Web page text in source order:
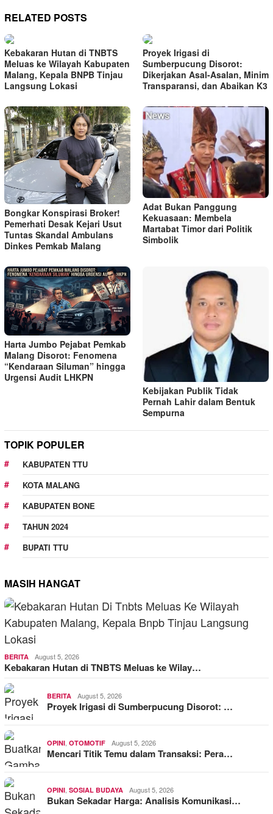
RELATED POSTS
Kebakaran Hutan di TNBTS
Meluas ke Wilayah Kabupaten
Malang, Kepala BNPB Tinjau
Langsung Lokasi
Proyek Irigasi di
Sumberpucung Disorot:
Dikerjakan Asal-Asalan, Minim
Transparansi, dan Abaikan K3
Bongkar Konspirasi Broker!
Pemerhati Desak Kejari Usut
Tuntas Skandal Ambulans
Dinkes Pemkab Malang
Adat Bukan Panggung
Kekuasaan: Membela
Martabat Timor dari Politik
Simbolik
Harta Jumbo Pejabat Pemkab
Malang Disorot: Fenomena
“Kendaraan Siluman” hingga
Urgensi Audit LHKPN
Kebijakan Publik Tidak
Pernah Lahir dalam Bentuk
Sempurna
TOPIK POPULER
KABUPATEN TTU
KOTA MALANG
KABUPATEN BONE
TAHUN 2024
BUPATI TTU
MASIH HANGAT
BERITA August 5, 2026
Kebakaran Hutan di TNBTS Meluas ke Wilay…
BERITA August 5, 2026
Proyek Irigasi di Sumberpucung Disorot: …
OPINI, OTOMOTIF August 5, 2026
Mencari Titik Temu dalam Transaksi: Pera…
OPINI, SOSIAL BUDAYA August 5, 2026
Bukan Sekadar Harga: Analisis Komunikasi…